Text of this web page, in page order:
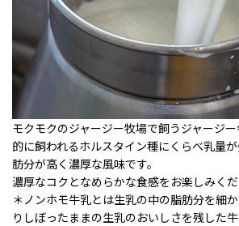
モクモクのジャージー牧場で飼うジャージ
的に飼われるホルスタイン種にくらべ乳量
肪分が高く濃厚な風味です。
濃厚なコクとなめらかな食感をお楽しみくだ
＊ノンホモ牛乳とは生乳の中の脂肪分を細
りしぼったままの生乳のおいしさを残した牛